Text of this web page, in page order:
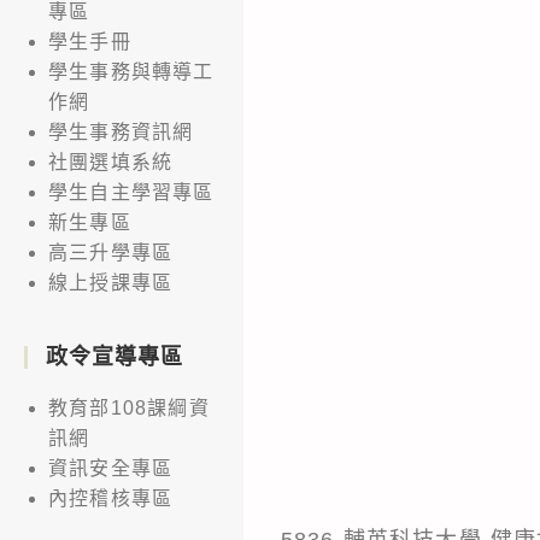
專區
學生手冊
學生事務與轉導工
作網
學生事務資訊網
社團選填系統
學生自主學習專區
新生專區
高三升學專區
線上授課專區
政令宣導專區
教育部108課綱資
訊網
資訊安全專區
內控稽核專區